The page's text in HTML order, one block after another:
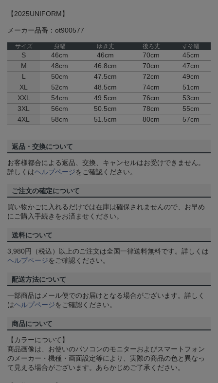
【2025UNIFORM】
メーカー品番：ot900577
サイズ 身幅 ゆき丈 後ろ丈 すそ幅
S 46cm 46cm 70cm
45cm
M
48cm 46.8cm 70cm
47cm
L
50cm 47.5cm 72cm
49cm
XL
52cm 48.5cm 74cm
51cm
XXL
54cm 49.5cm 76cm
53cm
3XL
56cm 50.5cm 78cm
55cm
4XL
58cm 51.5cm 80cm 57cm
返品・交換について
お客様都合による返品、交換、キャンセルはお受けできません。
詳しくはヘルプページをご確認ください。
ご注文の確定について
買い物かごに入れるだけでは在庫は確保されませんので、お早め
にご購入手続きをお済ませください。
送料について
3,980円（税込）以上のご注文は全国一律送料無料です。詳しくは
ヘルプページをご確認ください。
配送方法について
一部商品はメール便でのお届けとなる場合がございます。詳しく
はヘルプページをご確認ください。
商品について
【カラーについて】
商品画像は、お使いのパソコンのモニターおよびスマートフォン
のメーカー・機種・画面設定等により、実際の商品の色と異なっ
て見える場合がございます。あらかじめご了承ください。